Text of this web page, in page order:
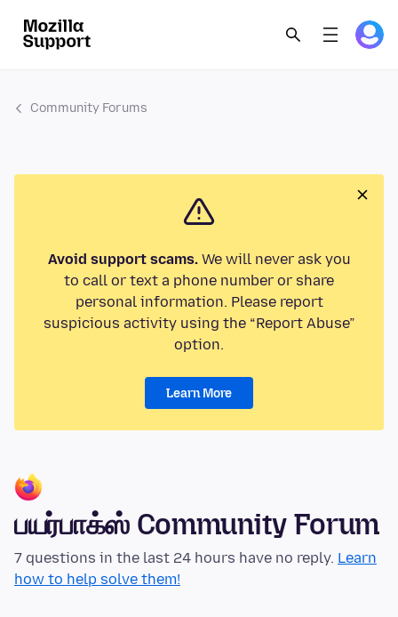
Community Forums
Avoid support scams.We will never ask you
to call or text a phone number or share
personal information. Please report
suspicious activity using the “Report Abuse”
option.
Learn More
பயர்பாக்ஸ் Community Forum
7 questions in the last 24 hours have no reply. Learn
how to help solve them!